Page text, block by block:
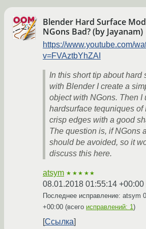
Blender Hard Surface
NGons Bad? (by Jayanam)
https://www.youtube.com/
v=FVAztbYhZAI
In this short tip about hard
with Blender I create a
object with NGons. Then I
hardsurface tequniques of
crisp edges with a good
The question is, if NGons
should be avoided, so it
discuss this here.
atsym ★★★★★
08.01.2018 01:55:14 +00:00
Последнее исправление: atsym
+00:00 (всего исправлений: 1)
Ссылка